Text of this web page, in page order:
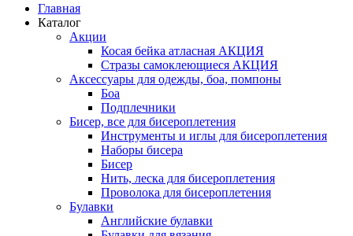
Главная
Каталог
Акции
Косая бейка атласная АКЦИЯ
Стразы самоклеющиеся АКЦИЯ
Аксессуары для одежды, боа, помпоны
Боа
Подплечники
Бисер, все для бисероплетения
Инструменты и иглы для бисероплетения
Наборы бисера
Бисер
Нить, леска для бисероплетения
Проволока для бисероплетения
Булавки
Английские булавки